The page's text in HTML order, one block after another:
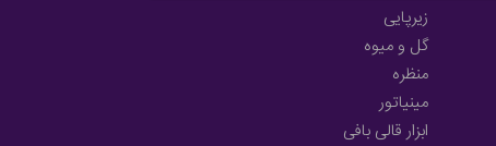
زیرپایی
گل و میوه
منظره
مینیاتور
ابزار قالی بافی